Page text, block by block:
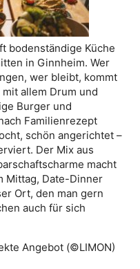
bodenständige Küche
in Ginnheim. Wer
wer bleibt, kommt
allem Drum und
Burger und
Familienrezept
schön angerichtet –
Der Mix aus
macht
Mittag, Date-Dinner
Ort, den man gern
auch für sich
Angebot (©LIMON)